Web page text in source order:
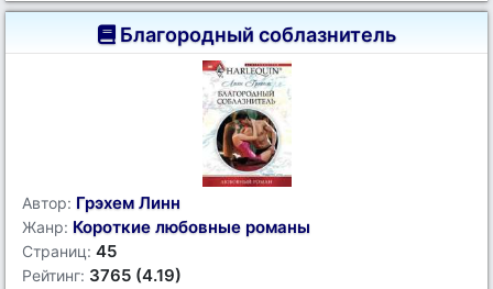
Благородный соблазнитель
Автор: Грэхем Линн
Жанр: Короткие любовные романы
Страниц: 45
Рейтинг: 3765 (4.19)